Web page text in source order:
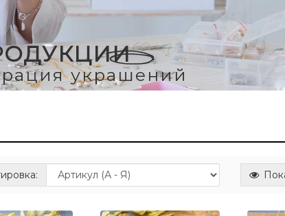
украшений